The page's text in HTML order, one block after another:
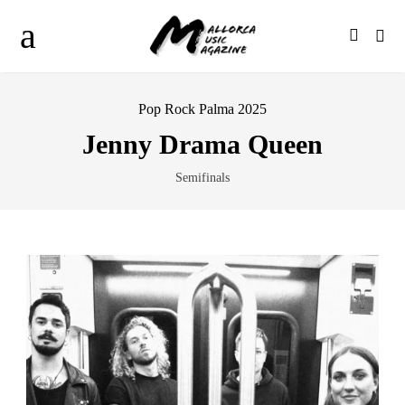
Pop Rock Palma 2025
Jenny Drama Queen
Semifinals